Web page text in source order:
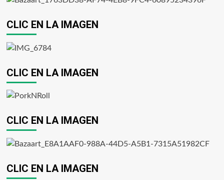
CLIC EN LA IMAGEN
CLIC EN LA IMAGEN
CLIC EN LA IMAGEN
CLIC EN LA IMAGEN